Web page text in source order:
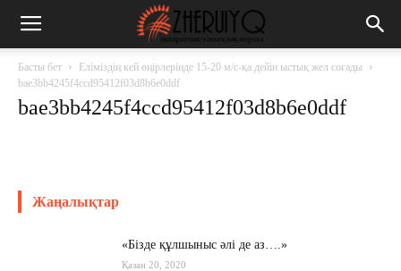
Басты бет
Еліміздің кей өңірлерінде 15-20 м/с-қа дейін ыстық жел соғады
bae3bb4245f4ccd95412f03d8b6e0ddf
bae3bb4245f4ccd95412f03d8b6e0ddf
Жаңалықтар
«Бізде құлшыныс әлі де аз….»
Қазан 20, 2020